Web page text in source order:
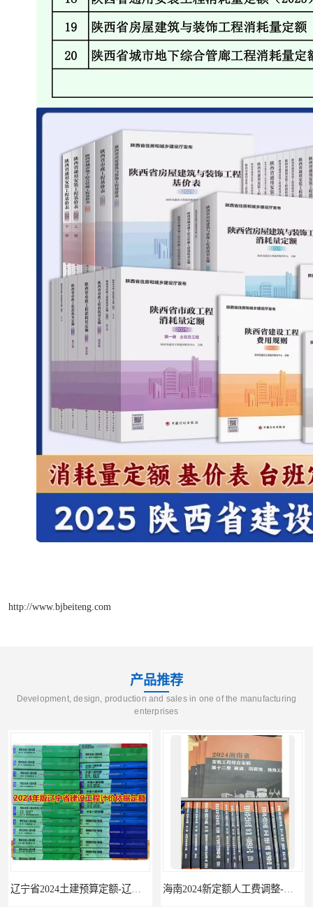
http://www.bjbeiteng.com
产品推荐
Development, design, production and sales in one of the manufacturing
enterprises